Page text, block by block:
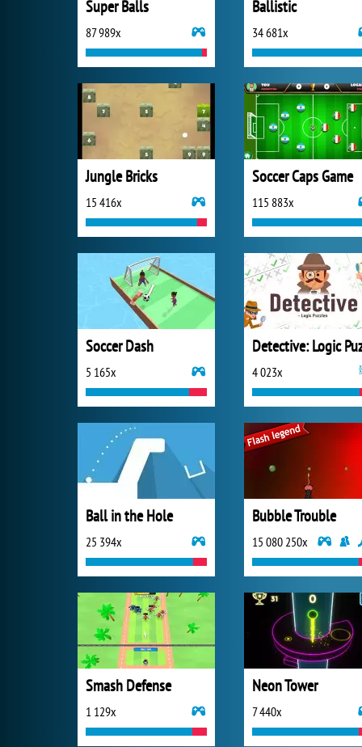
Super Balls
87 989x
Ballistic
34 681x
Jungle Bricks
15 416x
Soccer Caps Game
115 883x
Soccer Dash
5 165x 4 023x
Ball in the Hole
25 394x
Bubble Trouble
15 080 250x
Smash Defense
1 129x
Neon Tower
7 440x